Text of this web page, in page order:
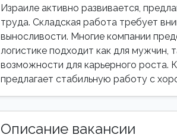
Израиле активно развивается,
труда. Складская работа требует
выносливости. Многие компании
логистике подходит как для мужчин,
возможности для карьерного роста.
предлагает стабильную работу с
Описание вакансии